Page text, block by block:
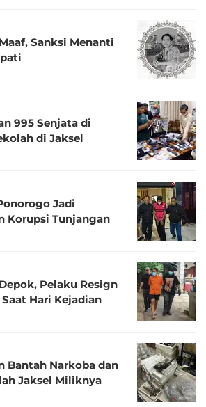
Sanksi Menanti
995 Senjata di
di Jaksel
Jadi
Korupsi Tunjangan
Pelaku Resign
Hari Kejadian
Bantah Narkoba dan
Jaksel Miliknya